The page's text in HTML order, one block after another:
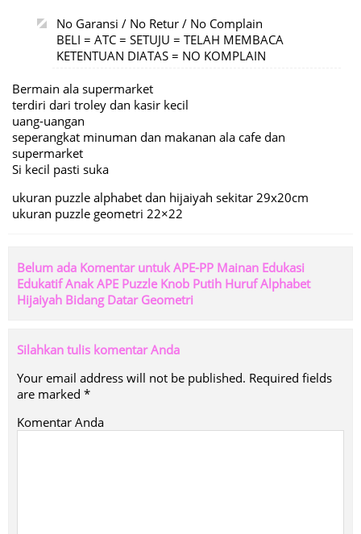
No Garansi / No Retur / No Complain
BELI = ATC = SETUJU = TELAH MEMBACA
KETENTUAN DIATAS = NO KOMPLAIN
Bermain ala supermarket
terdiri dari troley dan kasir kecil
uang-uangan
seperangkat minuman dan makanan ala cafe dan
supermarket
Si kecil pasti suka
ukuran puzzle alphabet dan hijaiyah sekitar 29x20cm
ukuran puzzle geometri 22×22
Belum ada Komentar untuk APE-PP Mainan Edukasi
Edukatif Anak APE Puzzle Knob Putih Huruf Alphabet
Hijaiyah Bidang Datar Geometri
Silahkan tulis komentar Anda
Your email address will not be published. Required fields
are marked *
Komentar Anda